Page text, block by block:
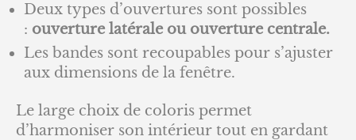
Deux types d’ouvertures sont possibles
: ouverture latérale ou ouverture centrale.
Les bandes sont recoupables pour s’ajuster
aux dimensions de la fenêtre.
Le large choix de coloris permet
d’harmoniser son intérieur tout en gardant